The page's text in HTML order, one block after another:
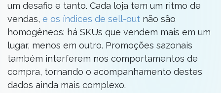
um desafio e tanto. Cada loja tem um ritmo de
vendas, e os índices de sell-out não são
homogêneos: há SKUs que vendem mais em um
lugar, menos em outro. Promoções sazonais
também interferem nos comportamentos de
compra, tornando o acompanhamento destes
dados ainda mais complexo.